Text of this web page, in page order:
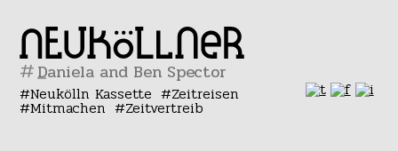
#
Neukölln Kassette Zeitreisen
Mitmachen Zeitvertreib